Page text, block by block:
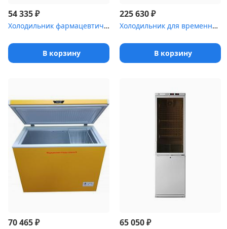
54 335₽
Холодильник фармацевтический Pozis ХФД-280 с металлическими дверя...
В корзину
225 630₽
Холодильник для временного хранения медицинских отходов Саратов-5...
В корзину
70 465₽ 65 050₽